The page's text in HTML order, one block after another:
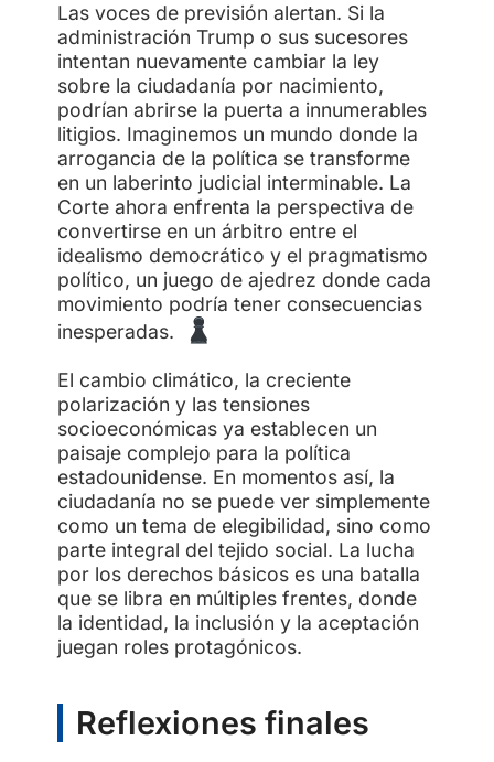
Las voces de previsión alertan. Si la
administración Trump o sus sucesores
intentan nuevamente cambiar la ley
sobre la ciudadanía por nacimiento,
podrían abrirse la puerta a innumerables
litigios. Imaginemos un mundo donde la
arrogancia de la política se transforme
en un laberinto judicial interminable. La
Corte ahora enfrenta la perspectiva de
convertirse en un árbitro entre el
idealismo democrático y el pragmatismo
político, un juego de ajedrez donde cada
movimiento podría tener consecuencias
inesperadas.
El cambio climático, la creciente
polarización y las tensiones
socioeconómicas ya establecen un
paisaje complejo para la política
estadounidense. En momentos así, la
ciudadanía no se puede ver simplemente
como un tema de elegibilidad, sino como
parte integral del tejido social. La lucha
por los derechos básicos es una batalla
que se libra en múltiples frentes, donde
la identidad, la inclusión y la aceptación
juegan roles protagónicos.
Reflexiones finales